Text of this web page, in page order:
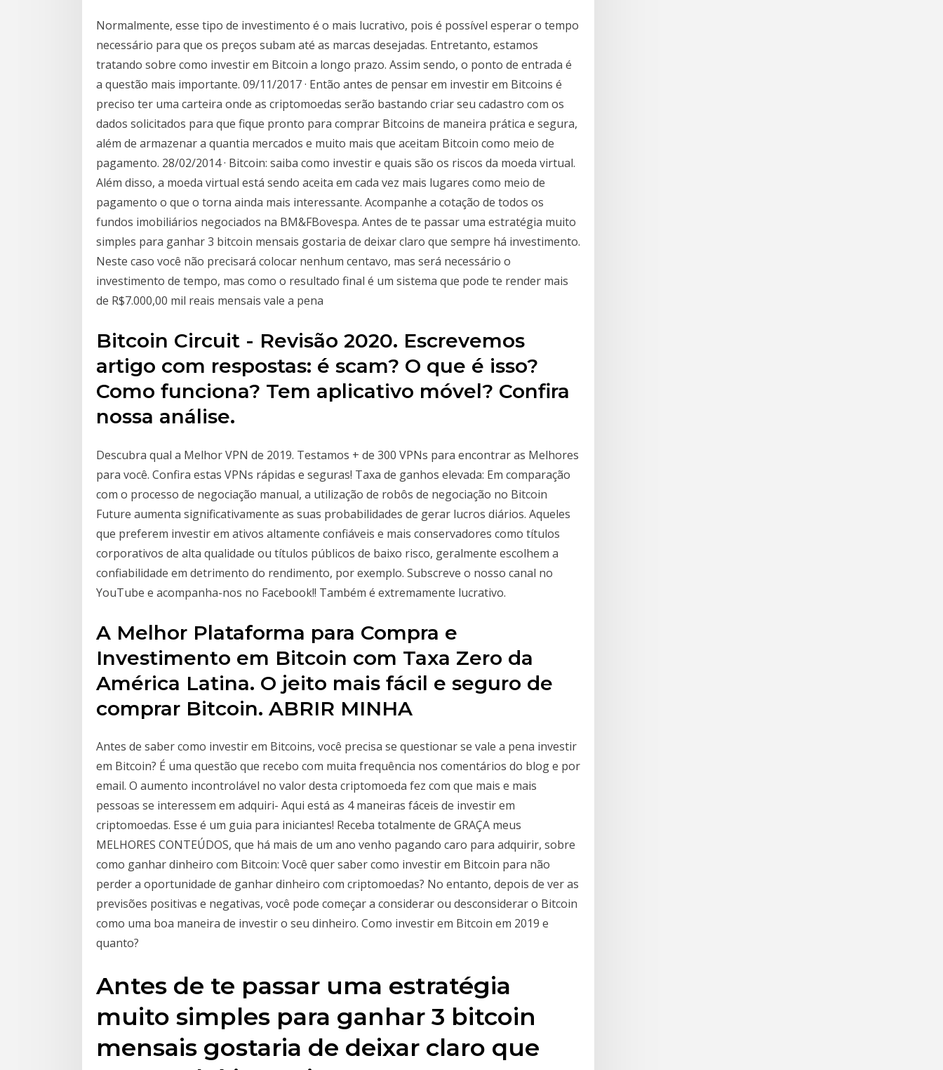
Normalmente, esse tipo de investimento é o mais lucrativo, pois é possível esperar o tempo
necessário para que os preços subam até as marcas desejadas. Entretanto, estamos
tratando sobre como investir em Bitcoin a longo prazo. Assim sendo, o ponto de entrada é
a questão mais importante. 09/11/2017 · Então antes de pensar em investir em Bitcoins é
preciso ter uma carteira onde as criptomoedas serão bastando criar seu cadastro com os
dados solicitados para que fique pronto para comprar Bitcoins de maneira prática e segura,
além de armazenar a quantia mercados e muito mais que aceitam Bitcoin como meio de
pagamento. 28/02/2014 · Bitcoin: saiba como investir e quais são os riscos da moeda virtual.
Além disso, a moeda virtual está sendo aceita em cada vez mais lugares como meio de
pagamento o que o torna ainda mais interessante. Acompanhe a cotação de todos os
fundos imobiliários negociados na BM&FBovespa. Antes de te passar uma estratégia muito
simples para ganhar 3 bitcoin mensais gostaria de deixar claro que sempre há investimento.
Neste caso você não precisará colocar nenhum centavo, mas será necessário o
investimento de tempo, mas como o resultado final é um sistema que pode te render mais
de R$7.000,00 mil reais mensais vale a pena
Bitcoin Circuit - Revisão 2020. Escrevemos
artigo com respostas: é scam? O que é isso?
Como funciona? Tem aplicativo móvel? Confira
nossa análise.
Descubra qual a Melhor VPN de 2019. Testamos + de 300 VPNs para encontrar as Melhores
para você. Confira estas VPNs rápidas e seguras! Taxa de ganhos elevada: Em comparação
com o processo de negociação manual, a utilização de robôs de negociação no Bitcoin
Future aumenta significativamente as suas probabilidades de gerar lucros diários. Aqueles
que preferem investir em ativos altamente confiáveis e mais conservadores como títulos
corporativos de alta qualidade ou títulos públicos de baixo risco, geralmente escolhem a
confiabilidade em detrimento do rendimento, por exemplo. Subscreve o nosso canal no
YouTube e acompanha-nos no Facebook!! Também é extremamente lucrativo.
A Melhor Plataforma para Compra e
Investimento em Bitcoin com Taxa Zero da
América Latina. O jeito mais fácil e seguro de
comprar Bitcoin. ABRIR MINHA
Antes de saber como investir em Bitcoins, você precisa se questionar se vale a pena investir
em Bitcoin? É uma questão que recebo com muita frequência nos comentários do blog e por
email. O aumento incontrolável no valor desta criptomoeda fez com que mais e mais
pessoas se interessem em adquiri- Aqui está as 4 maneiras fáceis de investir em
criptomoedas. Esse é um guia para iniciantes! Receba totalmente de GRAÇA meus
MELHORES CONTEÚDOS, que há mais de um ano venho pagando caro para adquirir, sobre
como ganhar dinheiro com Bitcoin: Você quer saber como investir em Bitcoin para não
perder a oportunidade de ganhar dinheiro com criptomoedas? No entanto, depois de ver as
previsões positivas e negativas, você pode começar a considerar ou desconsiderar o Bitcoin
como uma boa maneira de investir o seu dinheiro. Como investir em Bitcoin em 2019 e
quanto?
Antes de te passar uma estratégia
muito simples para ganhar 3 bitcoin
mensais gostaria de deixar claro que